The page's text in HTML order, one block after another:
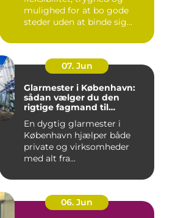
mulighed for at bo gode
steder uden at binde sig
07. Jun
Glarmester i København:
sådan vælger du den
rigtige fagmand til
En dygtig glarmester i
København hjælper både
private og virksomheder
med alt fra...
06. Jun